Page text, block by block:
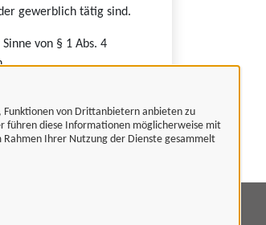
Funktionen von Drittanbietern anbieten zu
führen diese Informationen möglicherweise mit
Ihrer Nutzung der Dienste gesammelt
gewerblich tätig sind.
von § 1 Abs. 4